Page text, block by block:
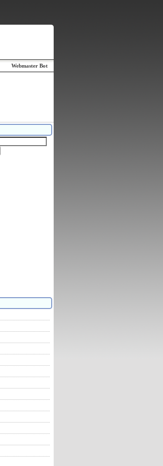
Webmaster Bot